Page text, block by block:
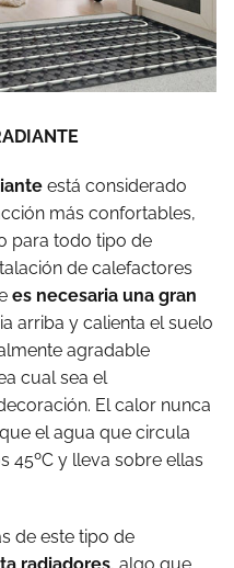
está considerado
más confortables,
para todo tipo de
de calefactores
es necesaria una gran
arriba y calienta el suelo
agradable
cual sea el
El calor nunca
el agua que circula
45ºC y lleva sobre ellas
de este tipo de